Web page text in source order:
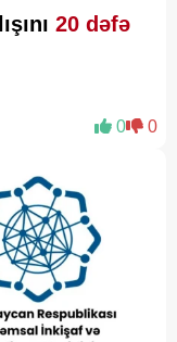
20 dəfə
0 0